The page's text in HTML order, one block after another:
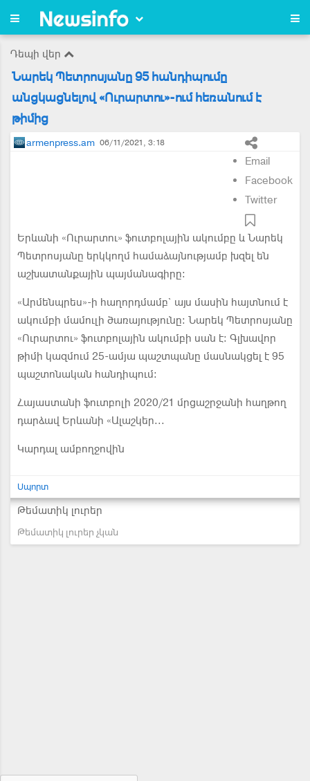
Դեպի վեր
Նարեկ Պետրոսյանը 95 հանդիպումը
անցկացնելով «Ուրարտու»-ում հեռանում է
թիմից
armenpress.am 06/11/2021, 3:18
Email
Facebook
Twitter
Երևանի «Ուրարտու» ֆուտբոլային ակումբը և Նարեկ
Պետրոսյանը երկկողմ համաձայնությամբ խզել են
աշխատանքային պայմանագիրը։
«Արմենպրես»-ի հաղորդմամբ` այս մասին հայտնում է
ակումբի մամուլի ծառայությունը: Նարեկ Պետրոսյանը
«Ուրարտու» ֆուտբոլային ակումբի սան է։ Գլխավոր
թիմի կազմում 25-ամյա պաշտպանը մասնակցել է 95
պաշտոնական հանդիպում։
Հայաստանի ֆուտբոլի 2020/21 մրցաշրջանի հաղթող
դարձավ Երևանի «Ալաշկեր...
Կարդալ ամբողջովին
Սպորտ
Թեմատիկ լուրեր
Թեմատիկ լուրեր չկան